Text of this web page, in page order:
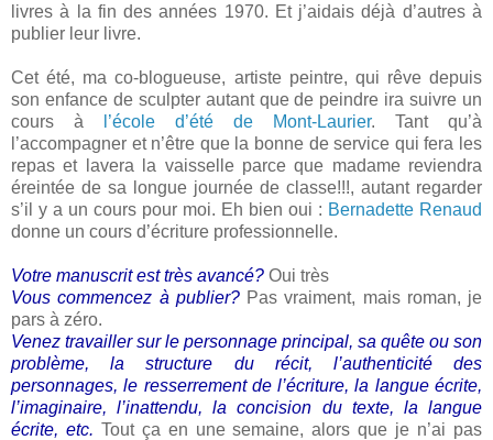
livres à la fin des années 1970. Et j’aidais déjà d’autres à
publier leur livre.
Cet été, ma co-blogueuse, artiste peintre, qui rêve depuis
son enfance de sculpter autant que de peindre ira suivre un
cours à
l’école d’été de Mont-Laurier. Tant qu’à
l’accompagner et n’être que la bonne de service qui fera les
repas et lavera la vaisselle parce que madame reviendra
éreintée de sa longue journée de classe!!!, autant regarder
s’il y a un cours pour moi. Eh bien oui : Bernadette Renaud
donne un cours d’écriture professionnelle.
Votre manuscrit est très avancé? Oui très
Vous commencez à publier?Pas vraiment, mais roman, je
pars à zéro.
Venez travailler sur le personnage principal, sa quête ou son
problème, la structure du récit, l’authenticité des
personnages, le resserrement de l’écriture, la langue écrite,
l’imaginaire, l’inattendu, la concision du texte, la langue
écrite, etc. Tout ça en une semaine, alors que je n’ai pas